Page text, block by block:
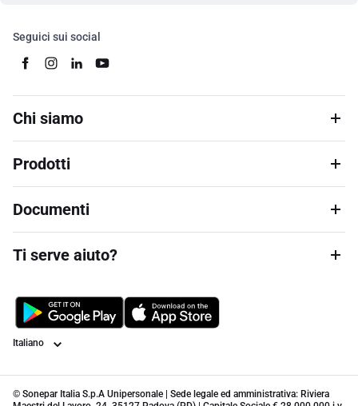
Seguici sui social
Chi siamo
Prodotti
Documenti
Ti serve aiuto?
Lingua
© Sonepar Italia S.p.A Unipersonale | Sede legale ed amministrativa: Riviera